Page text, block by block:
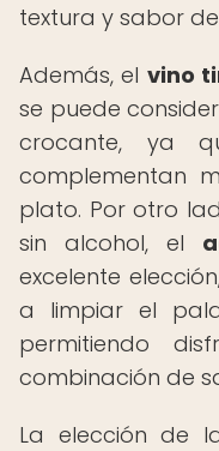
textura y sabor
Además, el vino
se puede
crocante, ya
complementan
plato. Por otro
sin alcohol, el
excelente
a limpiar el
permitiendo
combinación de
La elección de